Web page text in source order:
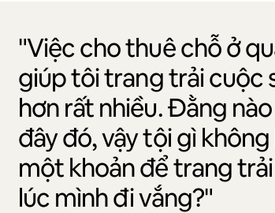
"Việc cho thuê chỗ ở
giúp tôi trang trải cuộc
hơn rất nhiều. Đằng
đây đó, vậy tội gì
một khoản để trang
lúc mình đi vắng?"